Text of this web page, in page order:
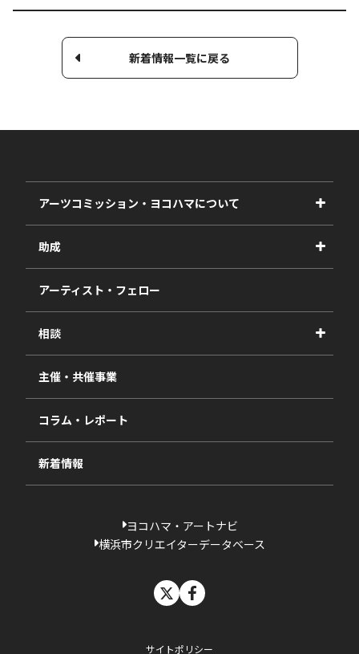
新着情報一覧に戻る
アーツコミッション・ヨコハマについて
事業紹介
事業報告書
助成
2027年度
2026年度
2025年度
2024年度
2023年度
過去の採択一覧
アーティスト・フェロー
相談
視察・ヒアリング・研究
相談依頼フォーム
主催・共催事業
コラム・レポート
新着情報
ヨコハマ・アートナビ
横浜市クリエイターデータベース
サイトポリシー